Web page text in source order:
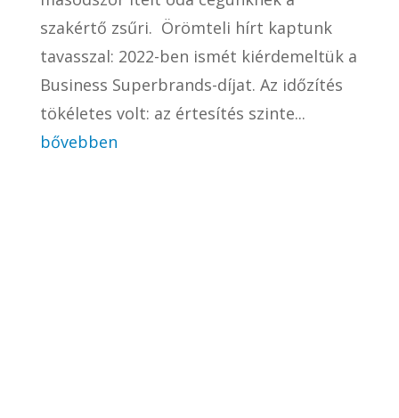
szakértő zsűri. Örömteli hírt kaptunk
tavasszal: 2022-ben ismét kiérdemeltük a
Business Superbrands-díjat. Az időzítés
tökéletes volt: az értesítés szinte...
bővebben